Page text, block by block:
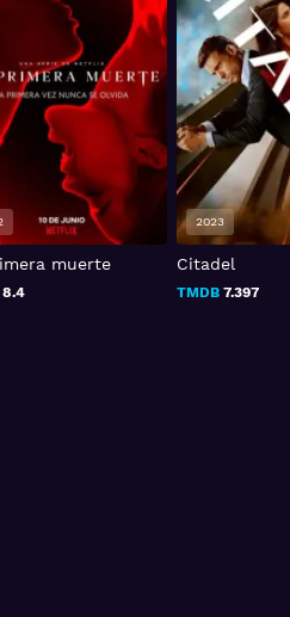
muerte
8.4
Citadel
TMDB7.397
2023